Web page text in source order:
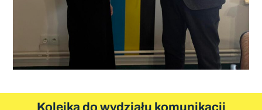
Kolejka do wydziału komunikacji